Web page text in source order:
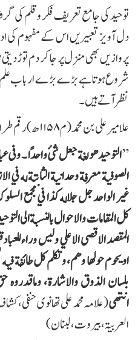
توحید کی جامع تعریف فکر وقلم کی
دل آویز تعبیریں اس کے مفہوم کی
پروازیں بھی منزل پر جا کر دم توڑ
شروع ہوتا ہے بڑے بڑے ارباب علم و
نظر آتے ہیں۔
علامیر علی بن محمد (م ۱۱۵۸ھ) رقم طراز ہیں:
التوحيد هو لغة جعل شئ واحدًا۔وفی
الصوفية معرفة وحدانية الثابتة له في
غير الواحد جل جلاله كذا في مجمع
كل المقامات والاحوال بالنسبة الى
المقصد الاقصى الا علي وليس وراء
اويحوم حولها وهم، وتكلم كل طائفة
بلسان الذوق والاشارة، وماقدروه
انتهی
العربیۃ، بیروت، لبنان)